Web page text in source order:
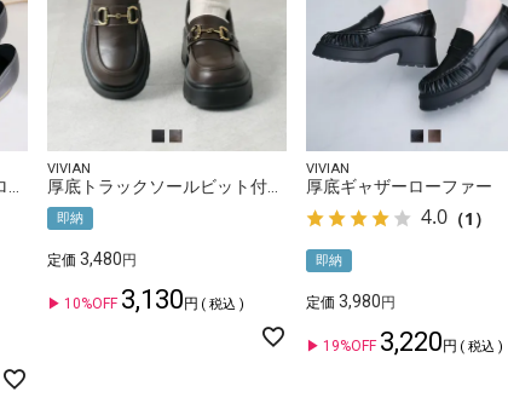
VIVIAN
即納
定価 3,480
10%OFF 3,130 税込
VIVIAN
厚底ギャザーローファー
4.0 （1）
即納
定価 3,980
19%OFF 3,220 税込